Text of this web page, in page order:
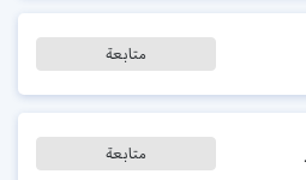
متابعة
متابعة